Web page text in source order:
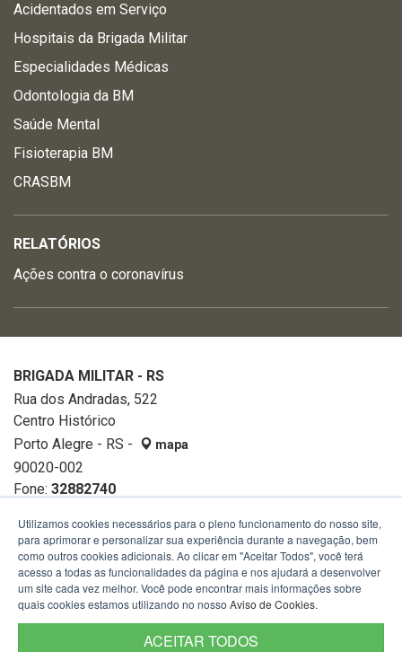
Acidentados em Serviço
Hospitais da Brigada Militar
Especialidades Médicas
Odontologia da BM
Saúde Mental
Fisioterapia BM
CRASBM
RELATÓRIOS
Ações contra o coronavírus
BRIGADA MILITAR - RS
Rua dos Andradas, 522
Centro Histórico
Porto Alegre - RS -
mapa
90020-002
Fone: 32882740
Utilizamos cookies necessários para o pleno funcionamento do nosso site,
para aprimorar e personalizar sua experiência durante a navegação, bem
como outros cookies adicionais. Ao clicar em "Aceitar Todos", você terá
acesso a todas as funcionalidades da página e nos ajudará a desenvolver
um site cada vez melhor. Você pode encontrar mais informações sobre
quais cookies estamos utilizando no nosso Aviso de Cookies.
ACEITAR TODOS